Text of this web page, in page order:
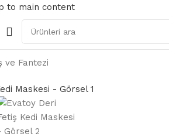
to main content
ve Fantezi